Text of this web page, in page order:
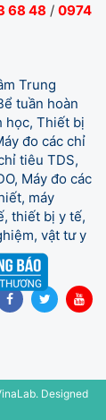
68 48 / 0974
Trung
tuần hoàn
học, Thiết bị
đo các chỉ
tiêu TDS,
Máy đo các
máy
thiết bị y tế,
vật tư y
Designed